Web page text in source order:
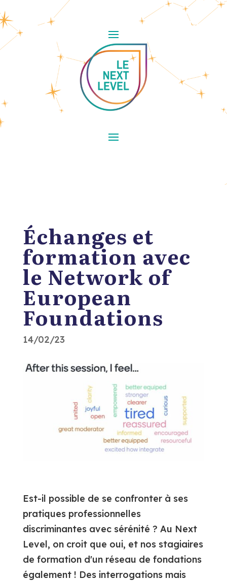
Échanges et
formation avec
le Network of
European
Foundations
14/02/23
Est-il possible de se confronter à ses
pratiques professionnelles
discriminantes avec sérénité ? Au Next
Level, on croit que oui, et nos stagiaires
de formation d'un réseau de fondations
également ! Des interrogations mais